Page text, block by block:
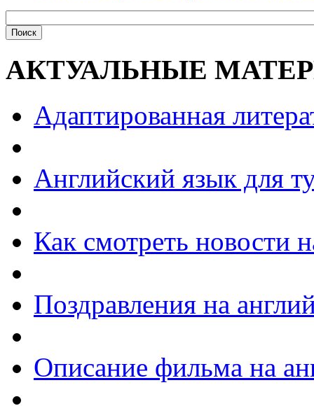
АКТУАЛЬНЫЕ
Адаптированная
Английский язык для
Как смотреть новости
Поздравления на
Описание фильма на